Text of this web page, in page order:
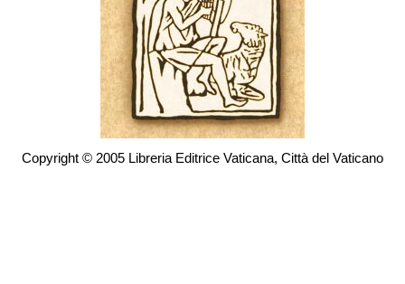
Copyright © 2005 Libreria Editrice Vaticana, Città del Vaticano